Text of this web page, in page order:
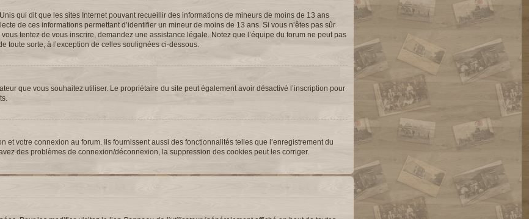
qui dit que les sites Internet pouvant recueillir des informations de mineurs de moins de 13 ans
de ces informations permettant d’identifier un mineur de moins de 13 ans. Si vous n’êtes pas sûr
tentez de vous inscrire, demandez une assistance légale. Notez que l’équipe du forum ne peut pas
toute sorte, à l’exception de celles soulignées ci-dessous.
que vous souhaitez utiliser. Le propriétaire du site peut également avoir désactivé l’inscription pour
votre connexion au forum. Ils fournissent aussi des fonctionnalités telles que l’enregistrement du
des problèmes de connexion/déconnexion, la suppression des cookies peut les corriger.